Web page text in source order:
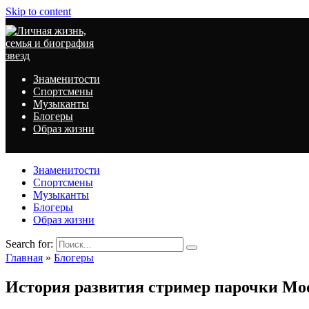
Skip to content
Знаменитости
Спортсмены
Музыканты
Блогеры
Образ жизни
Знаменитости
Спортсмены
Музыканты
Блогеры
Образ жизни
Search for:
Главная » Блогеры
История развития стример парочки